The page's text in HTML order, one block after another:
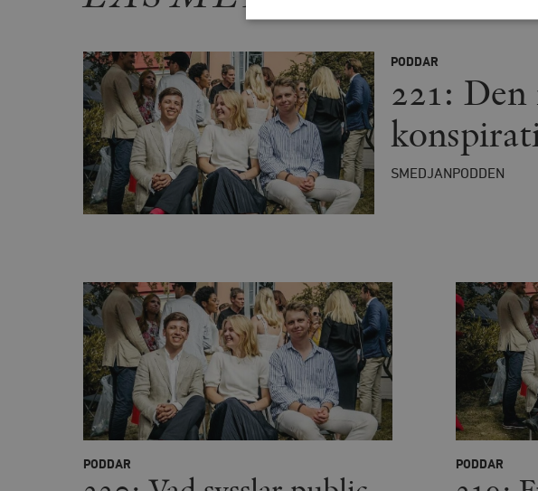
PODDAR
221:
SMEDJANPODDEN
PODDAR PODDAR
Strikt nödvändiga kakor tillåter kärnwebbplatsfunktioner
utan strikt nödvändiga cookies.
Namn
/
woocommerce_cart_hash
_hjFirstSeen
wp_woocommerce_session_[abcdef0123456789]
{32}
__cf_bm
Inc.
_hjAbsoluteSessionInProgress